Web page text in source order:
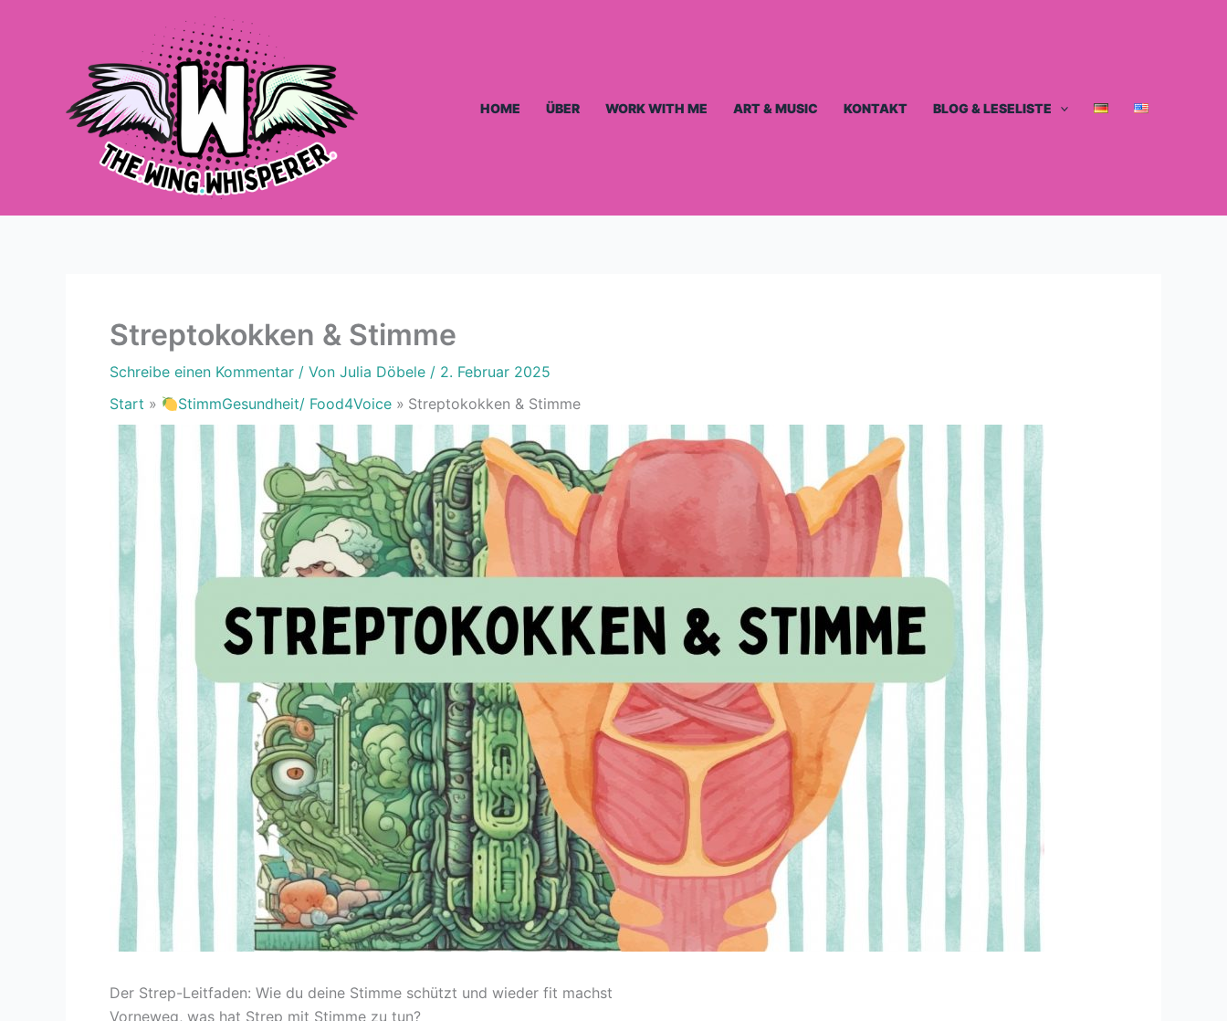
HOME ÜBER WORK WITH ME ART & MUSIC KONTAKT BLOG & LESELISTE
Streptokokken & Stimme
Schreibe einen Kommentar / Von Julia Döbele / 2. Februar 2025
Start
StimmGesundheit/ Food4Voice Streptokokken & Stimme
Der Strep-Leitfaden: Wie du deine Stimme schützt und wieder fit machst
Vorneweg, was hat Strep mit Stimme zu tun?